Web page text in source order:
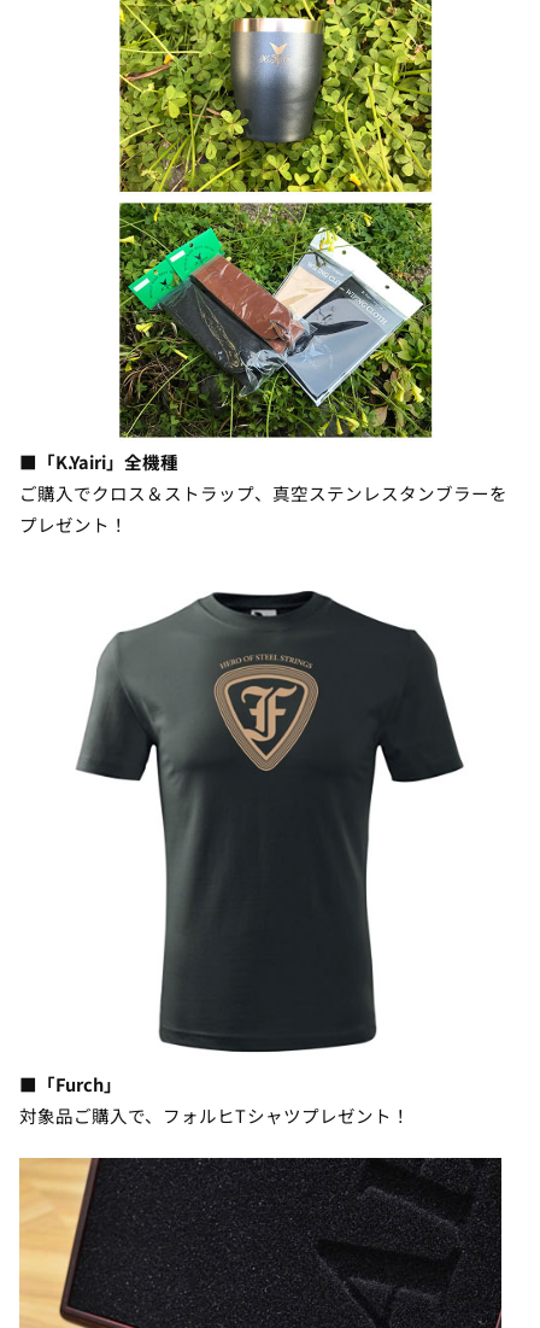
■「K.Yairi」全機種
ご購入でクロス＆ストラップ、真空ステンレスタンブラーを
プレゼント！
■「Furch」
対象品ご購入で、フォルヒTシャツプレゼント！